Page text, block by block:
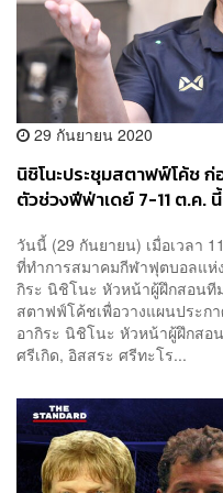
29 กันยายน 2020
นิชิโนะประชุมสตาฟฟ์โค้ช
ตัวช่วงฟีฟ่าเดย์ 7-11 ต.ค. นี้
วันนี้ (29 กันยายน) เมื่อเวลา
ที่ทำการสมาคมกีฬาฟุตบอลแห่
กิระ นิชิโนะ หัวหน้าผู้ฝึกสอนที
สตาฟฟ์โค้ชเพื่อวางแผนประ
อากิระ นิชิโนะ หัวหน้าผู้ฝึกส
ศรีเกิด, อิสสระ ศรีทะโร...